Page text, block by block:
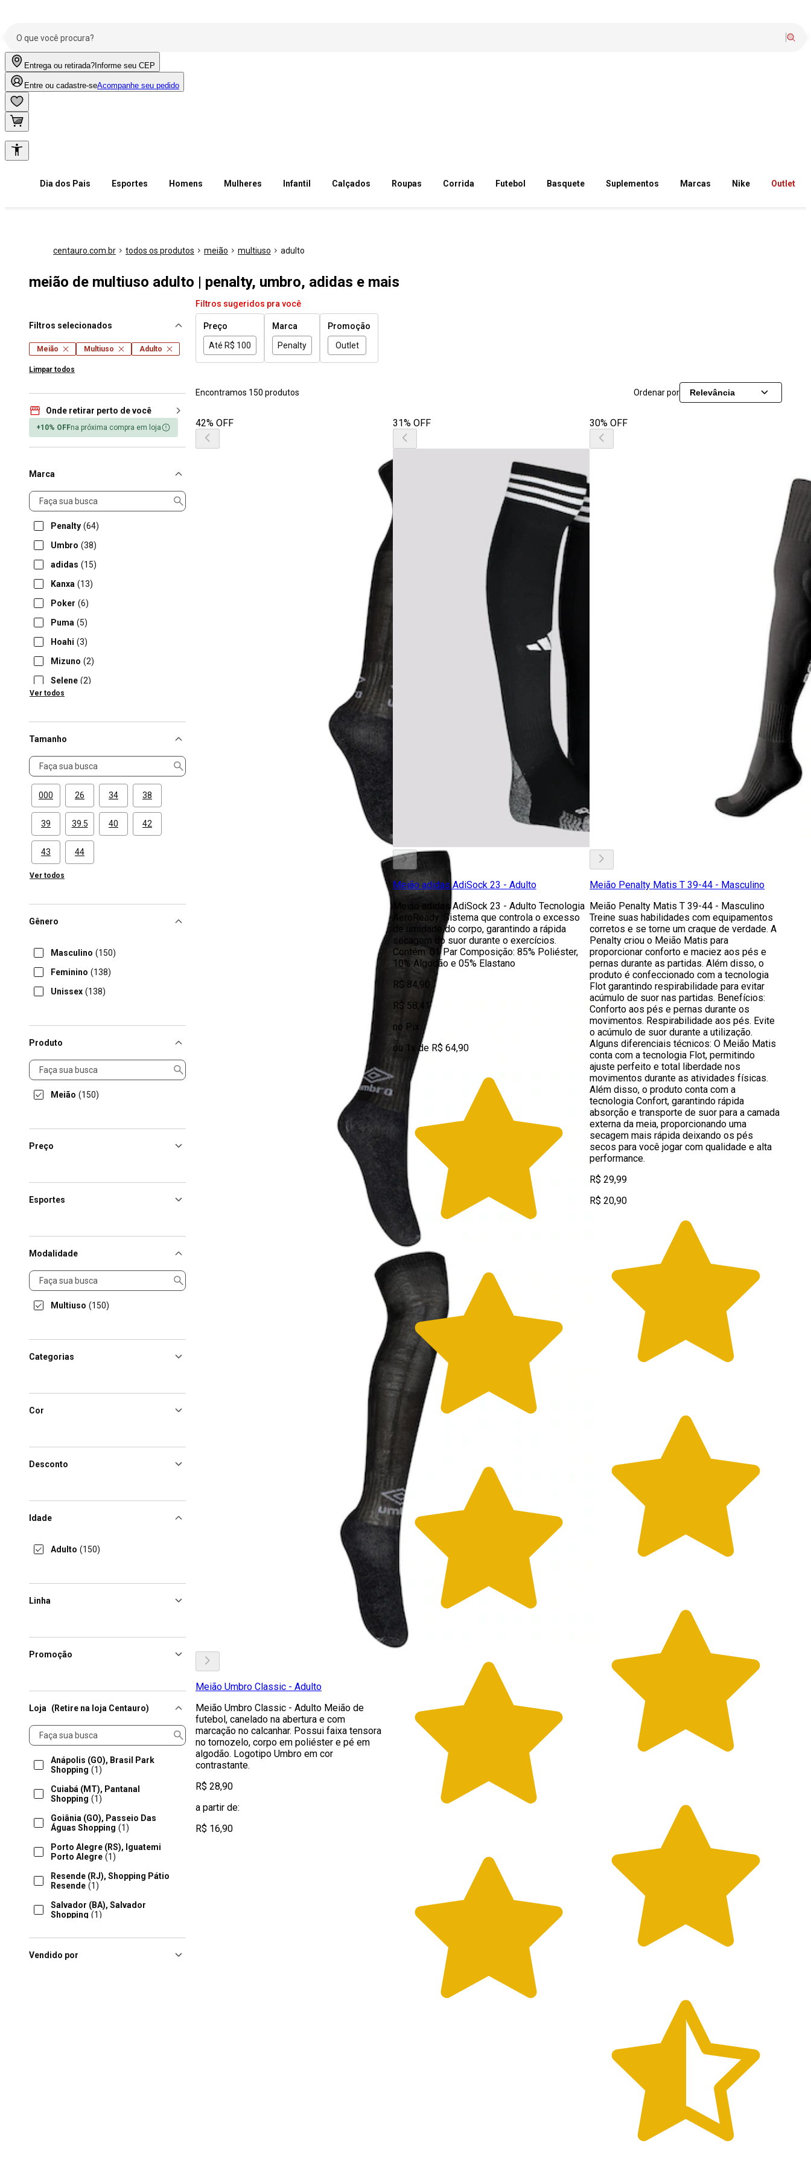
Entrega ou retirada? Informe seu CEP
Entre ou cadastre-seAcompanhe seu pedido
Dia dos Pais Esportes Homens Mulheres Infantil Calçados Roupas Corrida Futebol Basquete Suplementos Marcas Nike Outlet
centauro.com.br todos os produtos meião multiuso adulto
meião de multiuso adulto | penalty, umbro, adidas e mais
Filtros selecionados
Meião Multiuso Adulto
Limpar todos
Onde retirar perto de você
+10% OFFna próxima compra em loja
Marca
Marca
Penalty (64)
Umbro (38)
adidas (15)
Kanxa (13)
Poker (6)
Puma (5)
Hoahi (3)
Mizuno (2)
Selene (2)
Gold Sports
Ver todos
Tamanho
Tamanho
000 26 34 38
39 39.5 40 42
43 44
Ver todos
Gênero
Masculino (150)
Feminino (138)
Unissex (138)
Produto
Produto
Meião (150)
Preço
Esportes
Modalidade
Modalidade
Multiuso (150)
Categorias
Cor
Desconto
Idade
Adulto (150)
Linha
Promoção
Loja (Retire na loja Centauro)
Loja
Anápolis (GO), Brasil Park
Shopping (1)
Cuiabá (MT), Pantanal
Shopping (1)
Goiânia (GO), Passeio Das
Águas Shopping (1)
Porto Alegre (RS), Iguatemi
Porto Alegre (1)
Resende (RJ), Shopping Pátio
Resende (1)
Salvador (BA), Salvador
Shopping (1)
Vendido por
Filtros sugeridos pra você
Preço
Até R$ 100
Marca
Penalty
Promoção
Outlet
Encontramos 150 produtos Ordenar por Relevância
42% OFF
Meião Umbro Classic - Adulto
Meião Umbro Classic - Adulto Meião de
futebol, canelado na abertura e com
marcação no calcanhar. Possui faixa tensora
no tornozelo, corpo em poliéster e pé em
algodão. Logotipo Umbro em cor
contrastante.
R$ 28,90
a partir de:
R$ 16,90
31% OFF
Meião adidas AdiSock 23 - Adulto
Meião adidas AdiSock 23 - Adulto Tecnologia
AeroReady: Sistema que controla o excesso
de umidade do corpo, garantindo a rápida
secagem do suor durante o exercícios.
Contém: 01 Par Composição: 85% Poliéster,
10% Algodão e 05% Elastano
R$ 84,90
R$ 58,41
no Pix
ou 1x de R$ 64,90
30% OFF
Meião Penalty Matis T 39-44 - Masculino
Meião Penalty Matis T 39-44 - Masculino
Treine suas habilidades com equipamentos
corretos e se torne um craque de verdade. A
Penalty criou o Meião Matis para
proporcionar conforto e maciez aos pés e
pernas durante as partidas. Além disso, o
produto é confeccionado com a tecnologia
Flot garantindo respirabilidade para evitar
acúmulo de suor nas partidas. Benefícios:
Conforto aos pés e pernas durante os
movimentos. Respirabilidade aos pés. Evite
o acúmulo de suor durante a utilização.
Alguns diferenciais técnicos: O Meião Matis
conta com a tecnologia Flot, permitindo
ajuste perfeito e total liberdade nos
movimentos durante as atividades físicas.
Além disso, o produto conta com a
tecnologia Confort, garantindo rápida
absorção e transporte de suor para a camada
externa da meia, proporcionando uma
secagem mais rápida deixando os pés
secos para você jogar com qualidade e alta
performance.
R$ 29,99
R$ 20,90